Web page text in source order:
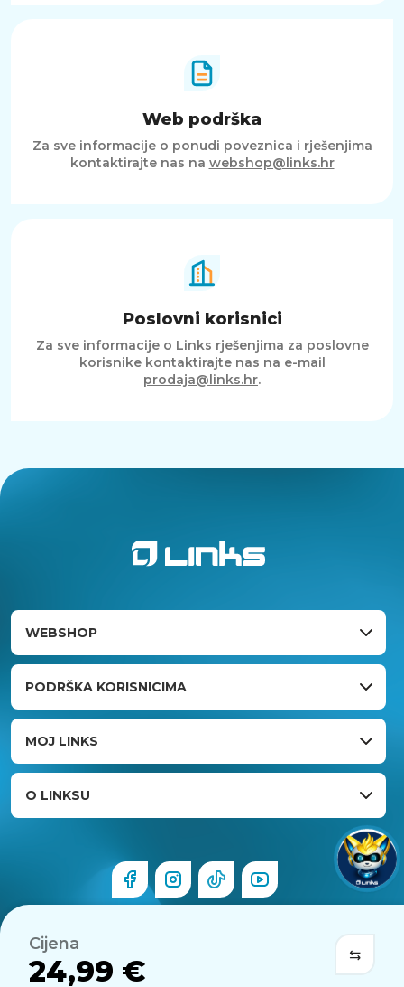
Cijena
24,99 €
Web podrška
Za sve informacije o ponudi poveznica i rješenjima
kontaktirajte nas na webshop@links.hr
Poslovni korisnici
Za sve informacije o Links rješenjima za poslovne
korisnike kontaktirajte nas na e-mail
prodaja@links.hr.
WEBSHOP
PODRŠKA KORISNICIMA
MOJ LINKS
O LINKSU